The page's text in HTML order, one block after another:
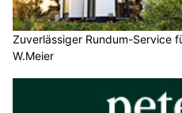
Zuverlässiger Rundum-Service
W.Meier